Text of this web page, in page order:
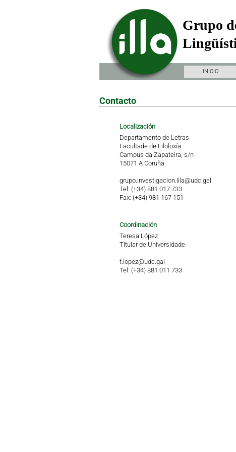
Grupo
INICIO
Contacto
Localización
Departamento de Letras
Facultade de Filoloxía
Campus da Zapateira, s/n
15071 A Coruña
grupo.investigacion.illa@udc.gal
Tel: (+34) 881 017 733
Fax: (+34) 981 167 151
Coordinación
Teresa López
Titular de Universidade
t.lopez@udc.gal
Tel: (+34) 881 011 733